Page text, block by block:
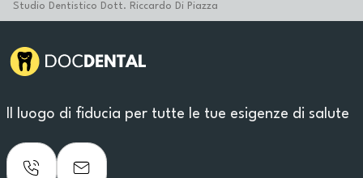
Studio Dentistico Dott. Riccardo Di Piazza
Il luogo di fiducia per tutte le tue esigenze di salute